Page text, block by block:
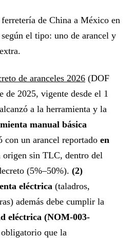
de China a México en
según el tipo: uno de arancel y
de aranceles 2026 (DOF
de 2025, vigente desde el 1
a la herramienta y la
manual básica
con un arancel reportado en
origen sin TLC, dentro del
(5%–50%). (2)
eléctrica (taladros,
además debe cumplir la
eléctrica (NOM-003-
que la